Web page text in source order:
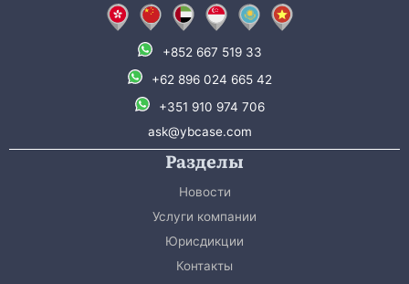
+852 667 519 33
+62 896 024 665 42
+351 910 974 706
ask@ybcase.com
Разделы
Новости
Услуги компании
Юрисдикции
Контакты